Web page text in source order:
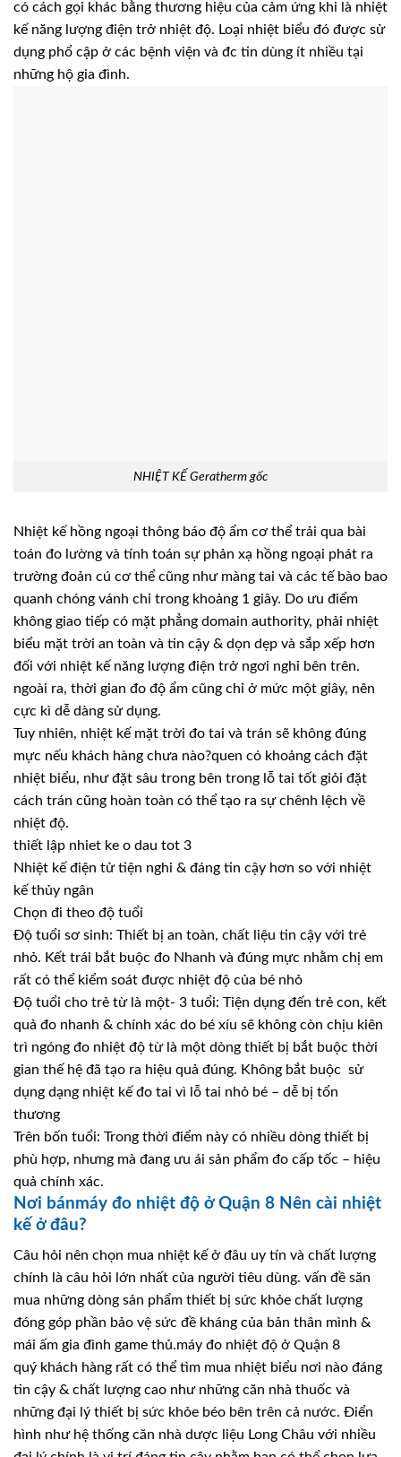
có cách gọi khác bằng thương hiệu của cảm ứng khi là nhiệt
kế năng lượng điện trở nhiệt độ. Loại nhiệt biểu đó được sử
dụng phổ cập ở các bệnh viện và đc tin dùng ít nhiều tại
những hộ gia đình.
NHIỆT KẾ Geratherm gốc
Nhiệt kế hồng ngoại thông báo độ ẩm cơ thể trải qua bài
toán đo lường và tính toán sự phản xạ hồng ngoại phát ra
trường đoản cú cơ thể cũng như màng tai và các tế bào bao
quanh chóng vánh chỉ trong khoảng 1 giây. Do ưu điểm
không giao tiếp có mặt phẳng domain authority, phải nhiệt
biểu mặt trời an toàn và tin cậy & dọn dẹp và sắp xếp hơn
đối với nhiệt kế năng lượng điện trở ngơi nghỉ bên trên.
ngoài ra, thời gian đo độ ẩm cũng chỉ ở mức một giây, nên
cực kì dễ dàng sử dụng.
Tuy nhiên, nhiệt kế mặt trời đo tai và trán sẽ không đúng
mực nếu khách hàng chưa nào?quen có khoảng cách đặt
nhiệt biểu, như đặt sâu trong bên trong lỗ tai tốt giỏi đặt
cách trán cũng hoàn toàn có thể tạo ra sự chênh lệch về
nhiệt độ.
thiết lập nhiet ke o dau tot 3
Nhiệt kế điện tử tiện nghi & đáng tin cậy hơn so với nhiệt
kế thủy ngân
Chọn đi theo độ tuổi
Độ tuổi sơ sinh: Thiết bị an toàn, chất liệu tin cậy với trẻ
nhỏ. Kết trái bắt buộc đo Nhanh và đúng mực nhằm chị em
rất có thể kiểm soát được nhiệt độ của bé nhỏ
Độ tuổi cho trẻ từ là một- 3 tuổi: Tiện dụng đến trẻ con, kết
quả đo nhanh & chính xác do bé xíu sẽ không còn chịu kiên
trì ngóng đo nhiệt độ từ là một dòng thiết bị bắt buộc thời
gian thế hệ đã tạo ra hiệu quả đúng. Không bắt buộc sử
dụng dạng nhiệt kế đo tai vì lỗ tai nhỏ bé – dễ bị tổn
thương
Trên bốn tuổi: Trong thời điểm này có nhiều dòng thiết bị
phù hợp, nhưng mà đang ưu ái sản phẩm đo cấp tốc – hiệu
quả chính xác.
Nơi bánmáy đo nhiệt độ ở Quận 8 Nên cài nhiệt
kế ở đâu?
Câu hỏi nên chọn mua nhiệt kế ở đâu uy tín và chất lượng
chính là câu hỏi lớn nhất của người tiêu dùng. vấn đề săn
mua những dòng sản phẩm thiết bị sức khỏe chất lượng
đóng góp phần bảo vệ sức đề kháng của bản thân mình &
mái ấm gia đình game thủ.máy đo nhiệt độ ở Quận 8
quý khách hàng rất có thể tìm mua nhiệt biểu nơi nào đáng
tin cậy & chất lượng cao như những căn nhà thuốc và
những đại lý thiết bị sức khỏe béo bên trên cả nước. Điển
hình như hệ thống căn nhà dược liệu Long Châu với nhiều